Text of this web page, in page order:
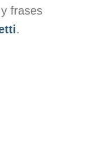
frases
.